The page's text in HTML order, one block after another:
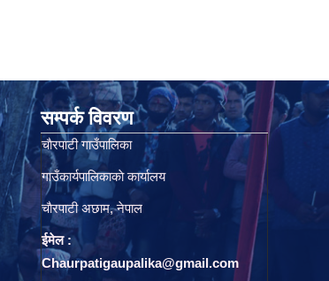
सम्पर्क विवरण
चाैरपाटी गाउँपालिका
गाउँकार्यपालिकाकाे कार्यालय
चाैरपाटी अछाम, नेपाल
ईमेल :
Chaurpatigaupalika@gmail.com